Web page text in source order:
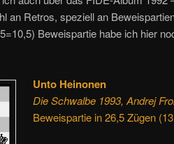
an Retros, speziell an
Beweispartie habe ich hier
Unto Heinonen
Die Schwalbe 1993, Andrej
Beweispartie in 26,5 Zügen